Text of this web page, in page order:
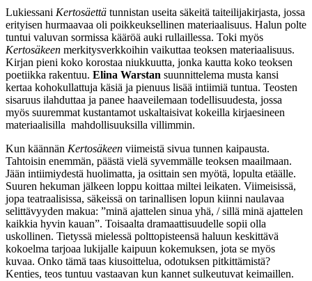
Lukiessani Kertosäettä tunnistan useita säkeitä taiteilijakirjasta, jossa
erityisen hurmaavaa oli poikkeuksellinen materiaalisuus. Halun polte
tuntui valuvan sormissa kääröä auki rullaillessa. Toki myös
Kertosäkeen merkitysverkkoihin vaikuttaa teoksen materiaalisuus.
Kirjan pieni koko korostaa niukkuutta, jonka kautta koko teoksen
poetiikka rakentuu. Elina Warstan suunnittelema musta kansi
kertaa kohokullattuja käsiä ja pienuus lisää intiimiä tuntua. Teosten
sisaruus ilahduttaa ja panee haaveilemaan todellisuudesta, jossa
myös suuremmat kustantamot uskaltaisivat kokeilla kirjaesineen
materiaalisilla mahdollisuuksilla villimmin.
Kun käännän Kertosäkeen viimeistä sivua tunnen kaipausta.
Tahtoisin enemmän, päästä vielä syvemmälle teoksen maailmaan.
Jään intiimiydestä huolimatta, ja osittain sen myötä, lopulta etäälle.
Suuren hekuman jälkeen loppu koittaa miltei leikaten. Viimeisissä,
jopa teatraalisissa, säkeissä on tarinallisen lopun kiinni naulavaa
selittävyyden makua: ”minä ajattelen sinua yhä, / sillä minä ajattelen
kaikkia hyvin kauan”. Toisaalta dramaattisuudelle sopii olla
uskollinen. Tietyssä mielessä polttopisteensä haluun keskittävä
kokoelma tarjoaa lukijalle kaipuun kokemuksen, jota se myös
kuvaa. Onko tämä taas kiusoittelua, odotuksen pitkittämistä?
Kenties, teos tuntuu vastaavan kun kannet sulkeutuvat keimaillen.